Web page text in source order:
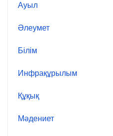
Ауыл
Әлеумет
Білім
Инфрақұрылым
Құқық
Мәдениет